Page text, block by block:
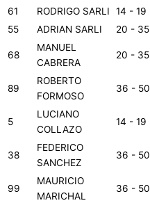
61 RODRIGO SARLI 14 - 19
55
ADRIAN SARLI 20 - 35
68
MANUEL
CABRERA
20 - 35
89
ROBERTO
FORMOSO
36 - 50
5
LUCIANO
COLLAZO
14 - 19
38
FEDERICO
SANCHEZ
36 - 50
99
MAURICIO
MARICHAL
36 - 50